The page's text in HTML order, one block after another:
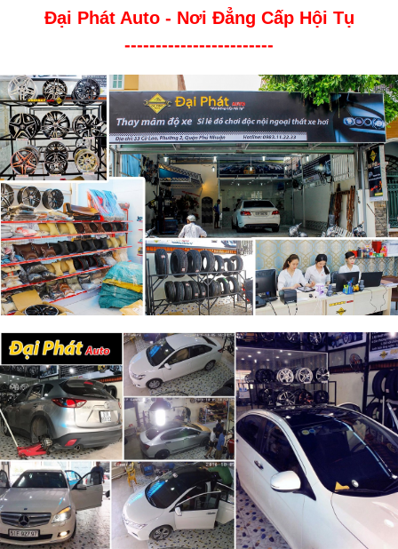
Đại Phát Auto - Nơi Đẳng Cấp Hội Tụ
------------------------